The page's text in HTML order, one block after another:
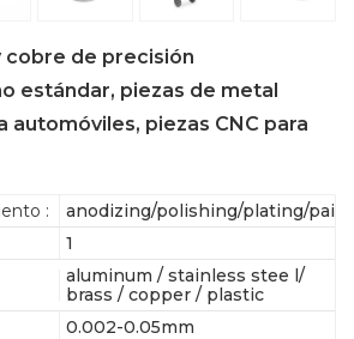
cobre de precisión
estándar, piezas de metal
automóviles, piezas CNC para
:
anodizing/polishing/plating/
1
aluminum / stainless stee l/
brass / copper / plastic
0.002-0.05mm